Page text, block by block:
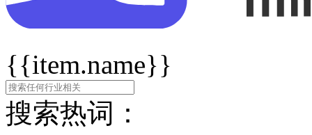
{{item.name}}
搜索热词：